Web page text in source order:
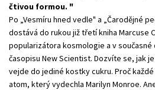
čtivou formou.
Po „Vesmíru hned vedle" a „Čarodějné
dostává do rukou již třetí kniha Marcuse
popularizátora kosmologie a v
časopisu New Scientist. Dozvíte se, jak
vejde do jediné kostky cukru. Proč
atom, který vydechla Marilyn Monroe.